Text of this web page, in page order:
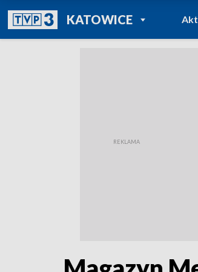
KATOWICEPOWRÓT DO
TVP REGIONY